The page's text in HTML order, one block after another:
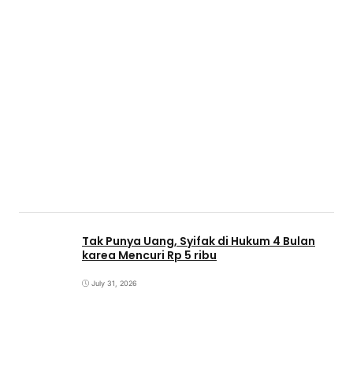
Tak Punya Uang, Syifak di Hukum 4 Bulan
karea Mencuri Rp 5 ribu
July 31, 2026